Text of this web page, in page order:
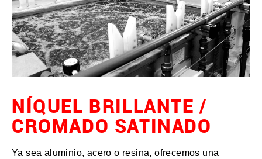
NÍQUEL BRILLANTE /
CROMADO SATINADO
Ya sea aluminio, acero o resina, ofrecemos una